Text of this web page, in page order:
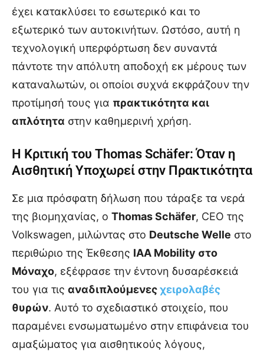
έχει κατακλύσει το εσωτερικό και το
εξωτερικό των αυτοκινήτων. Ωστόσο, αυτή η
τεχνολογική υπερφόρτωση δεν συναντά
πάντοτε την απόλυτη αποδοχή εκ μέρους των
καταναλωτών, οι οποίοι συχνά εκφράζουν την
προτίμησή τους για πρακτικότητα και
απλότητα στην καθημερινή χρήση.
Η Κριτική του Thomas Schäfer: Όταν η
Αισθητική Υποχωρεί στην Πρακτικότητα
Σε μια πρόσφατη δήλωση που τάραξε τα νερά
της βιομηχανίας, ο Thomas Schäfer, CEO της
Volkswagen, μιλώντας στο Deutsche Welle στο
περιθώριο της Έκθεσης IAA Mobility στο
Μόναχο, εξέφρασε την έντονη δυσαρέσκειά
του για τις αναδιπλούμενεςχειρολαβές
θυρών. Αυτό το σχεδιαστικό στοιχείο, που
παραμένει ενσωματωμένο στην επιφάνεια του
αμαξώματος για αισθητικούς λόγους,